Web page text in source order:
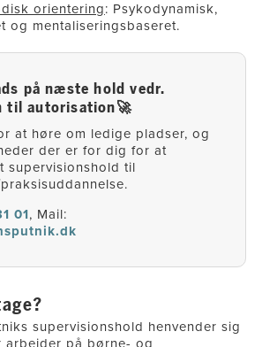
orientering: Psykodynamisk,
og mentaliseringsbaseret.
på næste hold vedr.
til autorisation🚀
at høre om ledige pladser, og
der er for dig for at
supervisionshold til
01, Mail:
supervisionshold henvender sig
arbejder på børne- og